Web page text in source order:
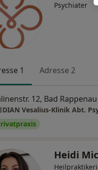
Psychiater
1 Adresse 2
12, Bad Rappenau
Heidi